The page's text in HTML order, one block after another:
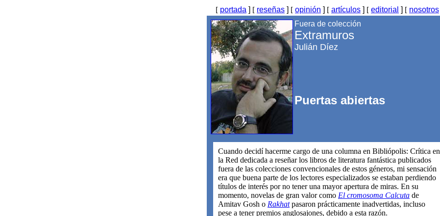
[ portada ] [ reseñas ] [ opinión ] [ artículos ] [ editorial ] [ nosotros
Fuera de colección
Extramuros
Julián Díez
Puertas abiertas
Cuando decidí hacerme cargo de una columna en Bibliópolis: Crítica en
la Red dedicada a reseñar los libros de literatura fantástica publicados
fuera de las colecciones convencionales de estos géneros, mi sensación
era que buena parte de los lectores especializados se estaban perdiendo
títulos de interés por no tener una mayor apertura de miras. En su
momento, novelas de gran valor como El cromosoma Calcuta de
Amitav Gosh o Rakhat pasaron prácticamente inadvertidas, incluso
pese a tener premios anglosajones, debido a esta razón.